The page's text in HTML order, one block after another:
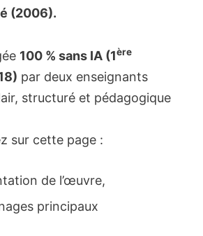
(2006).
100 % sans IA (1ère
par deux enseignants
structuré et pédagogique
sur cette page :
de l’œuvre,
principaux